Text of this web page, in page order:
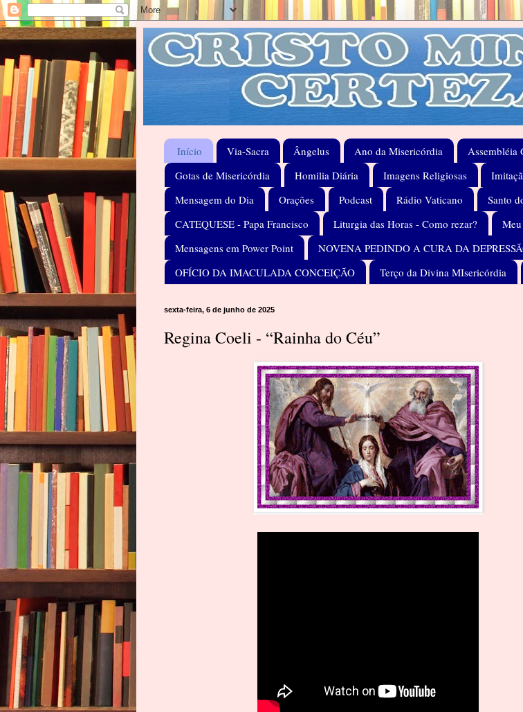
Início Via-Sacra Ângelus Ano da Misericórdia Assembléia
Gotas de Misericórdia
Homilia Diária Imagens Religiosas
Mensagem do Dia
Orações Podcast Rádio Vaticano Santo
CATEQUESE - Papa Francisco
Liturgia das Horas - Como rezar?
Mensagens em Power Point
NOVENA PEDINDO A CURA DA
OFÍCIO DA IMACULADA CONCEIÇÃO
Terço da Divina MIsericórdia
sexta-feira, 6 de junho de 2025
Regina Coeli - “Rainha do Céu”